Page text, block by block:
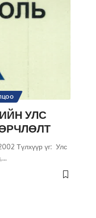
УЛС
Түлхүүр үг: Улс
…